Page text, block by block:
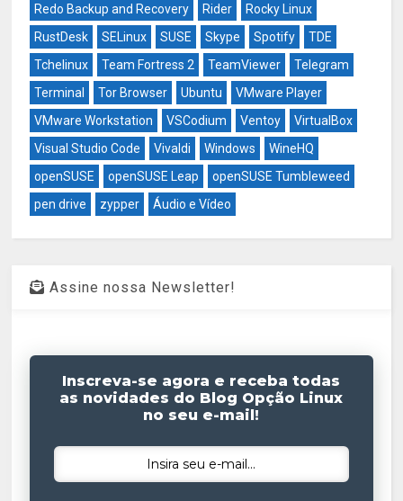
Redo Backup and Recovery
Rider
Rocky Linux
RustDesk
SELinux SUSE Skype Spotify
TDE
Tchelinux
Team Fortress 2 TeamViewer
Telegram
Terminal
Tor Browser Ubuntu
VMware Player
VMware Workstation
VSCodium Ventoy
VirtualBox
Visual Studio Code
Vivaldi Windows
WineHQ
openSUSE
openSUSE Leap
openSUSE Tumbleweed
pen drive
zypper Áudio e Vídeo
Assine nossa Newsletter!
Inscreva-se agora e receba todas
as novidades do Blog Opção Linux
no seu e-mail!